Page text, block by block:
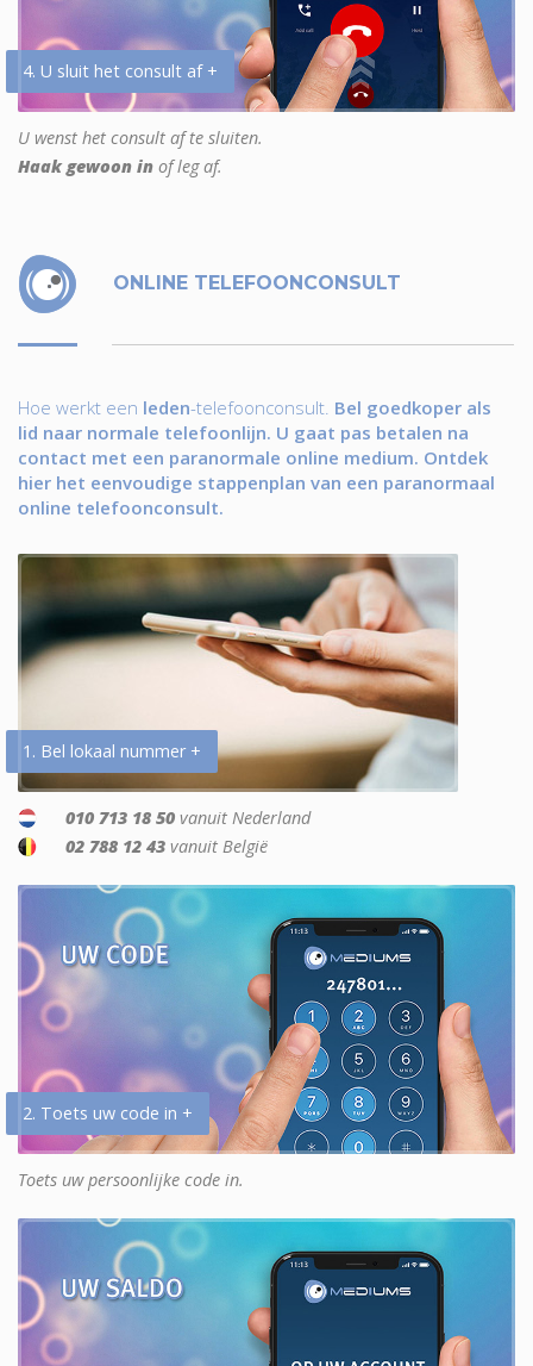
4. U sluit het consult af +
U wenst het consult af te sluiten.
Haak gewoon in of leg af.
ONLINE TELEFOONCONSULT
Hoe werkt een leden-telefoonconsult. Bel goedkoper als
lid naar normale telefoonlijn. U gaat pas betalen na
contact met een paranormale online medium. Ontdek
hier het eenvoudige stappenplan van een paranormaal
online telefoonconsult.
1. Bel lokaal nummer +
010 713 18 50 vanuit Nederland
02 788 12 43 vanuit België
2. Toets uw code in +
Toets uw persoonlijke code in.